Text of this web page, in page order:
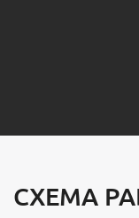
СХЕМА